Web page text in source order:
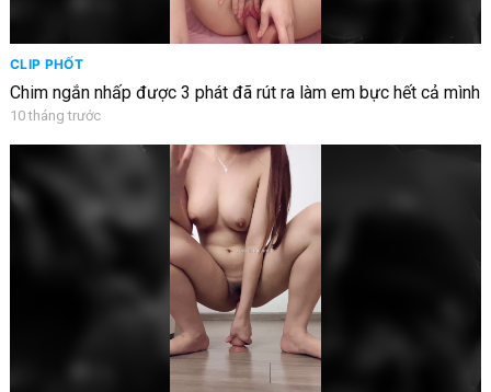
CLIP PHỐT
Chim ngắn nhấp được 3 phát đã rút ra làm em bực hết cả mình
10 tháng trước